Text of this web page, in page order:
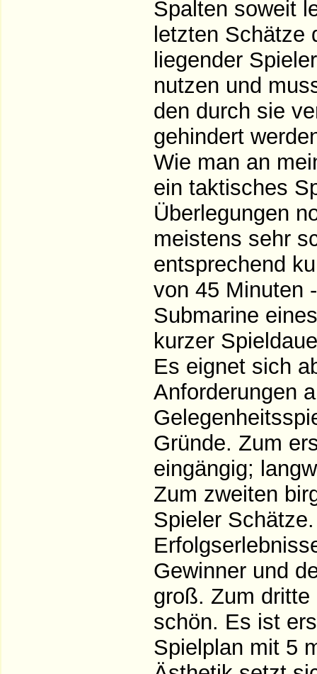
Spalten soweit
letzten Schätze
liegender
nutzen und
den durch sie
gehindert
Wie man an
ein taktisches
Überlegungen
meistens sehr
entsprechend
von 45 Minuten
Submarine
kurzer
Es eignet sich
Anforderungen
Gründe. Zum
eingängig;
Zum zweiten
Spieler
Gewinner und
groß. Zum
schön. Es ist
Spielplan mit 5